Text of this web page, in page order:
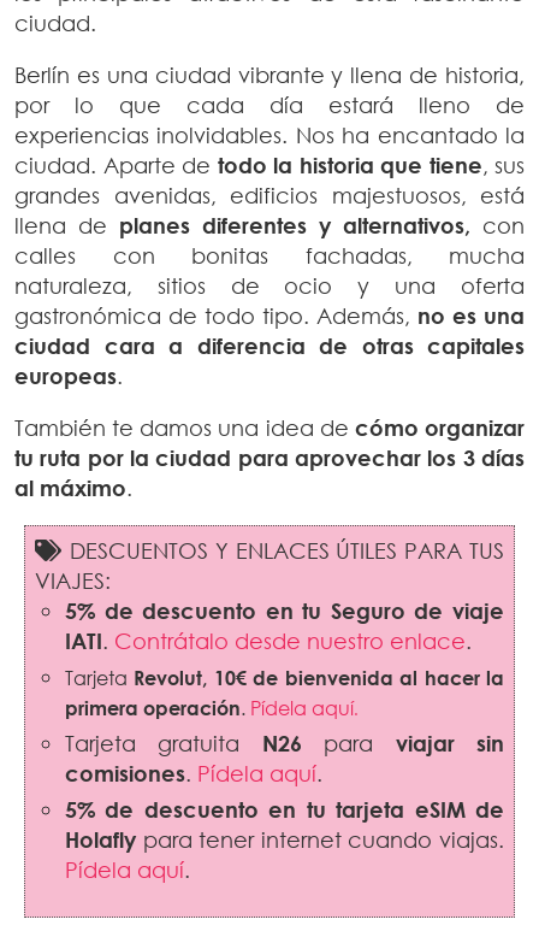
ciudad.
Berlín es una ciudad vibrante y llena de historia,
por lo que cada día estará lleno de
experiencias inolvidables. Nos ha encantado la
ciudad. Aparte de todo la historia que tiene, sus
grandes avenidas, edificios majestuosos, está
llena de planes diferentes y alternativos, con
calles con bonitas fachadas, mucha
naturaleza, sitios de ocio y una oferta
gastronómica de todo tipo. Además, no es una
ciudad cara a diferencia de otras capitales
europeas.
También te damos una idea de cómo organizar
tu ruta por la ciudad para aprovechar los 3 días
al máximo.
DESCUENTOS Y ENLACES ÚTILES PARA TUS
VIAJES:
5% de descuento en tu Seguro de viaje
IATI. Contrátalo desde nuestro enlace.
Tarjeta Revolut, 10€ de bienvenida al hacer la
primera operación. Pídela aquí.
Tarjeta gratuita N26 para viajar sin
comisiones. Pídela aquí.
5% de descuento en tu tarjeta eSIM de
Holafly para tener internet cuando viajas.
Pídela aquí.